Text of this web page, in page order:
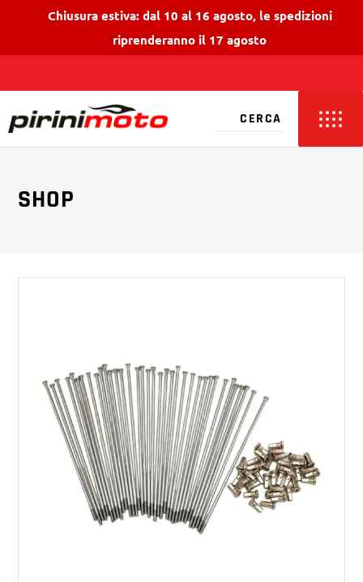
Chiusura estiva: dal 10 al 16 agosto, le spedizioni
riprenderanno il 17 agosto
SHOP